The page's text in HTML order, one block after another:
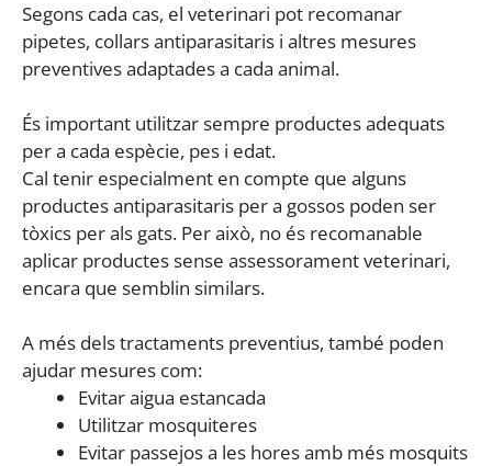
Segons cada cas, el veterinari pot recomanar
pipetes, collars antiparasitaris i altres mesures
preventives adaptades a cada animal.
És important utilitzar sempre productes adequats
per a cada espècie, pes i edat.
Cal tenir especialment en compte que alguns
productes antiparasitaris per a gossos poden ser
tòxics per als gats. Per això, no és recomanable
aplicar productes sense assessorament veterinari,
encara que semblin similars.
A més dels tractaments preventius, també poden
ajudar mesures com:
Evitar aigua estancada
Utilitzar mosquiteres
Evitar passejos a les hores amb més mosquits